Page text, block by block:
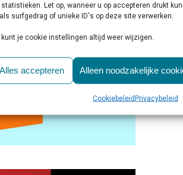
statistieken. Let op, wanneer u op accepteren drukt
surfgedrag of unieke ID's op deze site verwerken.
je cookie instellingen altijd weer wijzigen.
Alles accepteren Alleen noodzakelijke
CookiebeleidPrivacybeleid
Het
LEES